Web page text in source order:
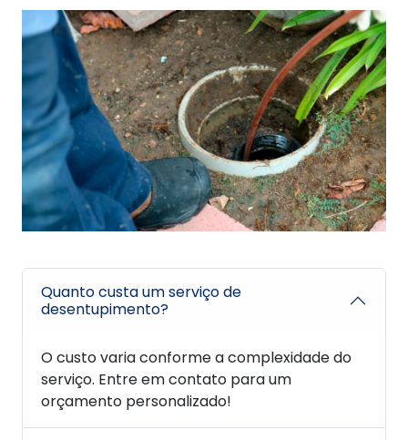
Quanto custa um serviço de
desentupimento?
O custo varia conforme a complexidade do
serviço. Entre em contato para um
orçamento personalizado!